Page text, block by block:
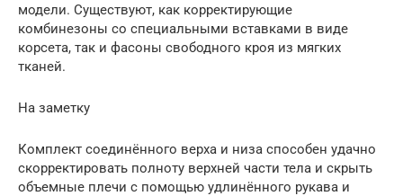
модели. Существуют, как корректирующие
комбинезоны со специальными вставками в виде
корсета, так и фасоны свободного кроя из мягких
тканей.
На заметку
Комплект соединённого верха и низа способен удачно
скорректировать полноту верхней части тела и скрыть
объемные плечи с помощью удлинённого рукава и